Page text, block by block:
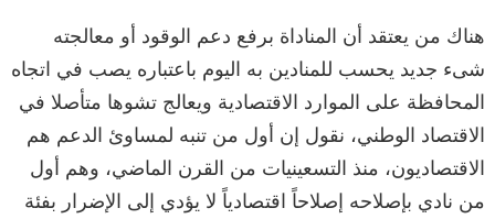
هناك من يعتقد أن المناداة برفع دعم الوقود أو معالجته
شىء جديد يحسب للمنادين به اليوم باعتباره يصب في اتجاه
المحافظة على الموارد الاقتصادية ويعالج تشوها متأصلا في
الاقتصاد الوطني، نقول إن أول من تنبه لمساوئ الدعم هم
الاقتصاديون، منذ التسعينيات من القرن الماضي، وهم أول
من نادي بإصلاحه إصلاحاً اقتصادياً لا يؤدي إلى الإضرار بفئة